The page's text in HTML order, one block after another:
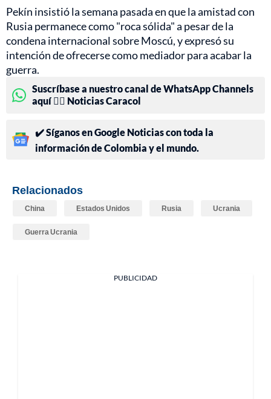
Pekín insistió la semana pasada en que la amistad con
Rusia permanece como "roca sólida" a pesar de la
condena internacional sobre Moscú, y expresó su
intención de ofrecerse como mediador para acabar la
guerra.
Suscríbase a nuestro canal de WhatsApp Channels
aquí 👉🏻 Noticias Caracol
✔️ Síganos en Google Noticias con toda la
información de Colombia y el mundo.
Relacionados
China Estados Unidos Rusia Ucrania
Guerra Ucrania
PUBLICIDAD